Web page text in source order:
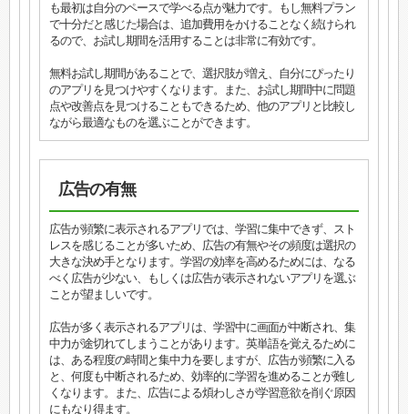
も最初は自分のペースで学べる点が魅力です。もし無料プラン
で十分だと感じた場合は、追加費用をかけることなく続けられ
るので、お試し期間を活用することは非常に有効です。
無料お試し期間があることで、選択肢が増え、自分にぴったり
のアプリを見つけやすくなります。また、お試し期間中に問題
点や改善点を見つけることもできるため、他のアプリと比較し
ながら最適なものを選ぶことができます。
広告の有無
広告が頻繁に表示されるアプリでは、学習に集中できず、スト
レスを感じることが多いため、広告の有無やその頻度は選択の
大きな決め手となります。学習の効率を高めるためには、なる
べく広告が少ない、もしくは広告が表示されないアプリを選ぶ
ことが望ましいです。
広告が多く表示されるアプリは、学習中に画面が中断され、集
中力が途切れてしまうことがあります。英単語を覚えるために
は、ある程度の時間と集中力を要しますが、広告が頻繁に入る
と、何度も中断されるため、効率的に学習を進めることが難し
くなります。また、広告による煩わしさが学習意欲を削ぐ原因
にもなり得ます。